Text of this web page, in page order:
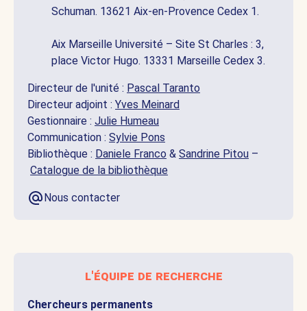
Schuman. 13621 Aix-en-Provence Cedex 1.
Aix Marseille Université – Site St Charles : 3,
place Victor Hugo. 13331 Marseille Cedex 3.
Directeur de l'unité : Pascal Taranto
Directeur adjoint : Yves Meinard
Gestionnaire : Julie Humeau
Communication : Sylvie Pons
Bibliothèque : Daniele Franco & Sandrine Pitou –
Catalogue de la bibliothèque
Nous contacter
l'équipe de recherche
Chercheurs permanents